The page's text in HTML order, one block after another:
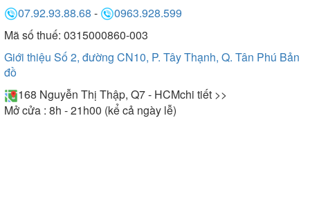
07.92.93.88.68 -
0963.928.599
Mã số thuế: 0315000860-003
Giới thiệu Số 2, đường CN10, P. Tây Thạnh, Q. Tân Phú Bản
đồ
168 Nguyễn Thị Thập, Q7 - HCMchi tiết >>
Mở cửa : 8h - 21h00 (kể cả ngày lễ)